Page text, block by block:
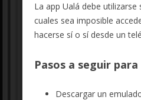
La app Ualá debe
cuales sea imposible
hacerse sí o sí desde un
Pasos a seguir
Descargar un